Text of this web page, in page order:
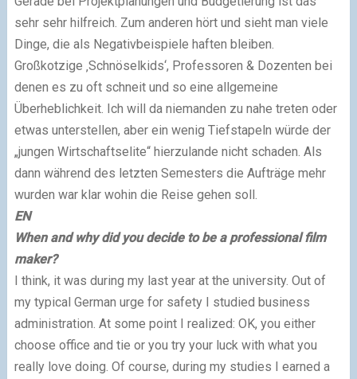
sehr sehr hilfreich. Zum anderen hört und sieht man viele
Dinge, die als Negativbeispiele haften bleiben.
Großkotzige ‚Schnöselkids‘, Professoren & Dozenten bei
denen es zu oft schneit und so eine allgemeine
Überheblichkeit. Ich will da niemanden zu nahe treten oder
etwas unterstellen, aber ein wenig Tiefstapeln würde der
„jungen Wirtschaftselite“ hierzulande nicht schaden. Als
dann während des letzten Semesters die Aufträge mehr
wurden war klar wohin die Reise gehen soll.
EN
When and why did you decide to be a professional film
maker?
I think, it was during my last year at the university. Out of
my typical German urge for safety I studied business
administration. At some point I realized: OK, you either
choose office and tie or you try your luck with what you
really love doing. Of course, during my studies I earned a